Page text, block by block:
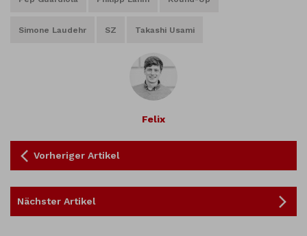
Simone Laudehr SZ Takashi Usami
Felix
Vorheriger Artikel
Nächster Artikel